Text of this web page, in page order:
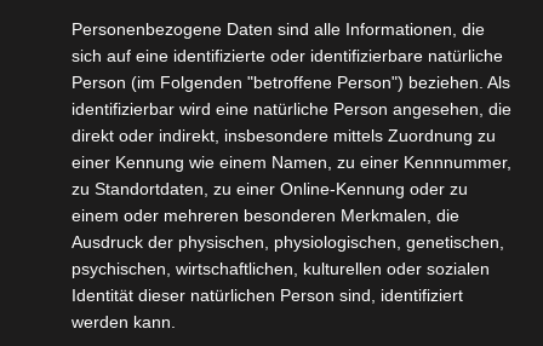
Personenbezogene Daten sind alle Informationen, die
sich auf eine identifizierte oder identifizierbare natürliche
Person (im Folgenden "betroffene Person") beziehen. Als
identifizierbar wird eine natürliche Person angesehen, die
direkt oder indirekt, insbesondere mittels Zuordnung zu
einer Kennung wie einem Namen, zu einer Kennnummer,
zu Standortdaten, zu einer Online-Kennung oder zu
einem oder mehreren besonderen Merkmalen, die
Ausdruck der physischen, physiologischen, genetischen,
psychischen, wirtschaftlichen, kulturellen oder sozialen
Identität dieser natürlichen Person sind, identifiziert
werden kann.